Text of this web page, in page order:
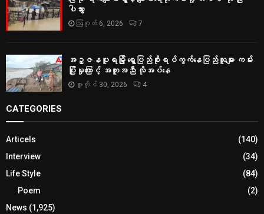
ပါသွား
ဩဂုတ် 6, 2026 7
အဥ္ဇနပူရမြို့ ရွှေပြည်စိုးရပ်ကွက်နေပြည်သူများ ကမ်း
ပြိုမှုကြောင့် အကူအညီ လိုအပ်နေ
ဇူလိုင် 30, 2026 4
CATEGORIES
Articels
(140)
Interview
(34)
Life Style
(84)
Poem
(2)
News (1,925)